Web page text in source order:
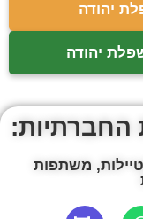
יהודה
יהודה
החברתיות:
משתפות